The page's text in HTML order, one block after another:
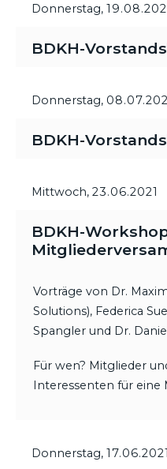
Donnerstag,
BDKH-
Donnerstag,
BDKH-
Mittwoch, 23.06.2021
BDKH-
Vorträge von Dr.
Solutions), Federica
Spangler und Dr.
Für wen? Mitglieder
Interessenten für eine
Donnerstag, 17.06.2021